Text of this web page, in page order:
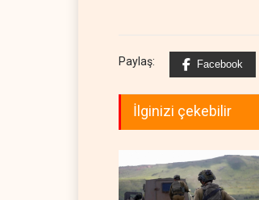
Paylaş: Facebook
İlginizi çekebilir